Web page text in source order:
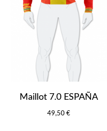
Maillot 7.0 ESPAÑA
49,50 €